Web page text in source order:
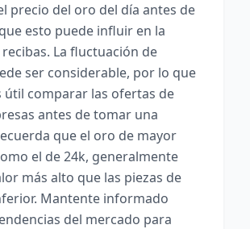
precio del oro del día antes de
esto puede influir en la
La fluctuación de
ser considerable, por lo que
útil comparar las ofertas de
antes de tomar una
que el oro de mayor
el de 24k, generalmente
más alto que las piezas de
Mantente informado
del mercado para